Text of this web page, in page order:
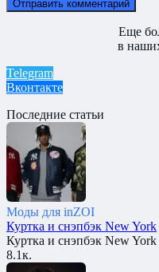
Еще
в
Telegram
Вконтакте
Последние статьи
Моды для inZOI
Куртка и снэпбэк New York
Куртка и снэпбэк New
8.1к.